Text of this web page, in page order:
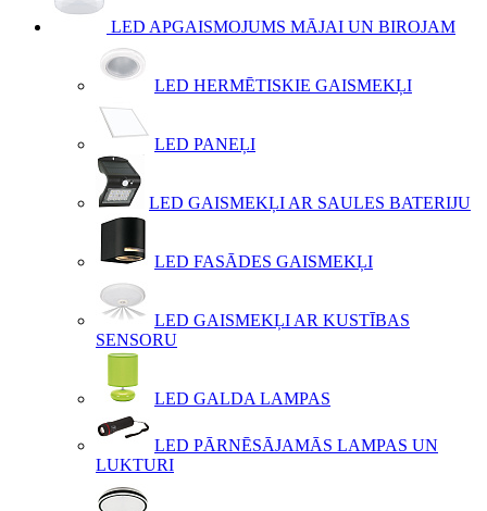
LED APGAISMOJUMS MĀJAI UN BIROJAM
LED HERMĒTISKIE GAISMEKĻI
LED PANEĻI
LED GAISMEKĻI AR SAULES BATERIJU
LED FASĀDES GAISMEKĻI
LED GAISMEKĻI AR KUSTĪBAS
SENSORU
LED GALDA LAMPAS
LED PĀRNĒSĀJAMĀS LAMPAS UN
LUKTURI